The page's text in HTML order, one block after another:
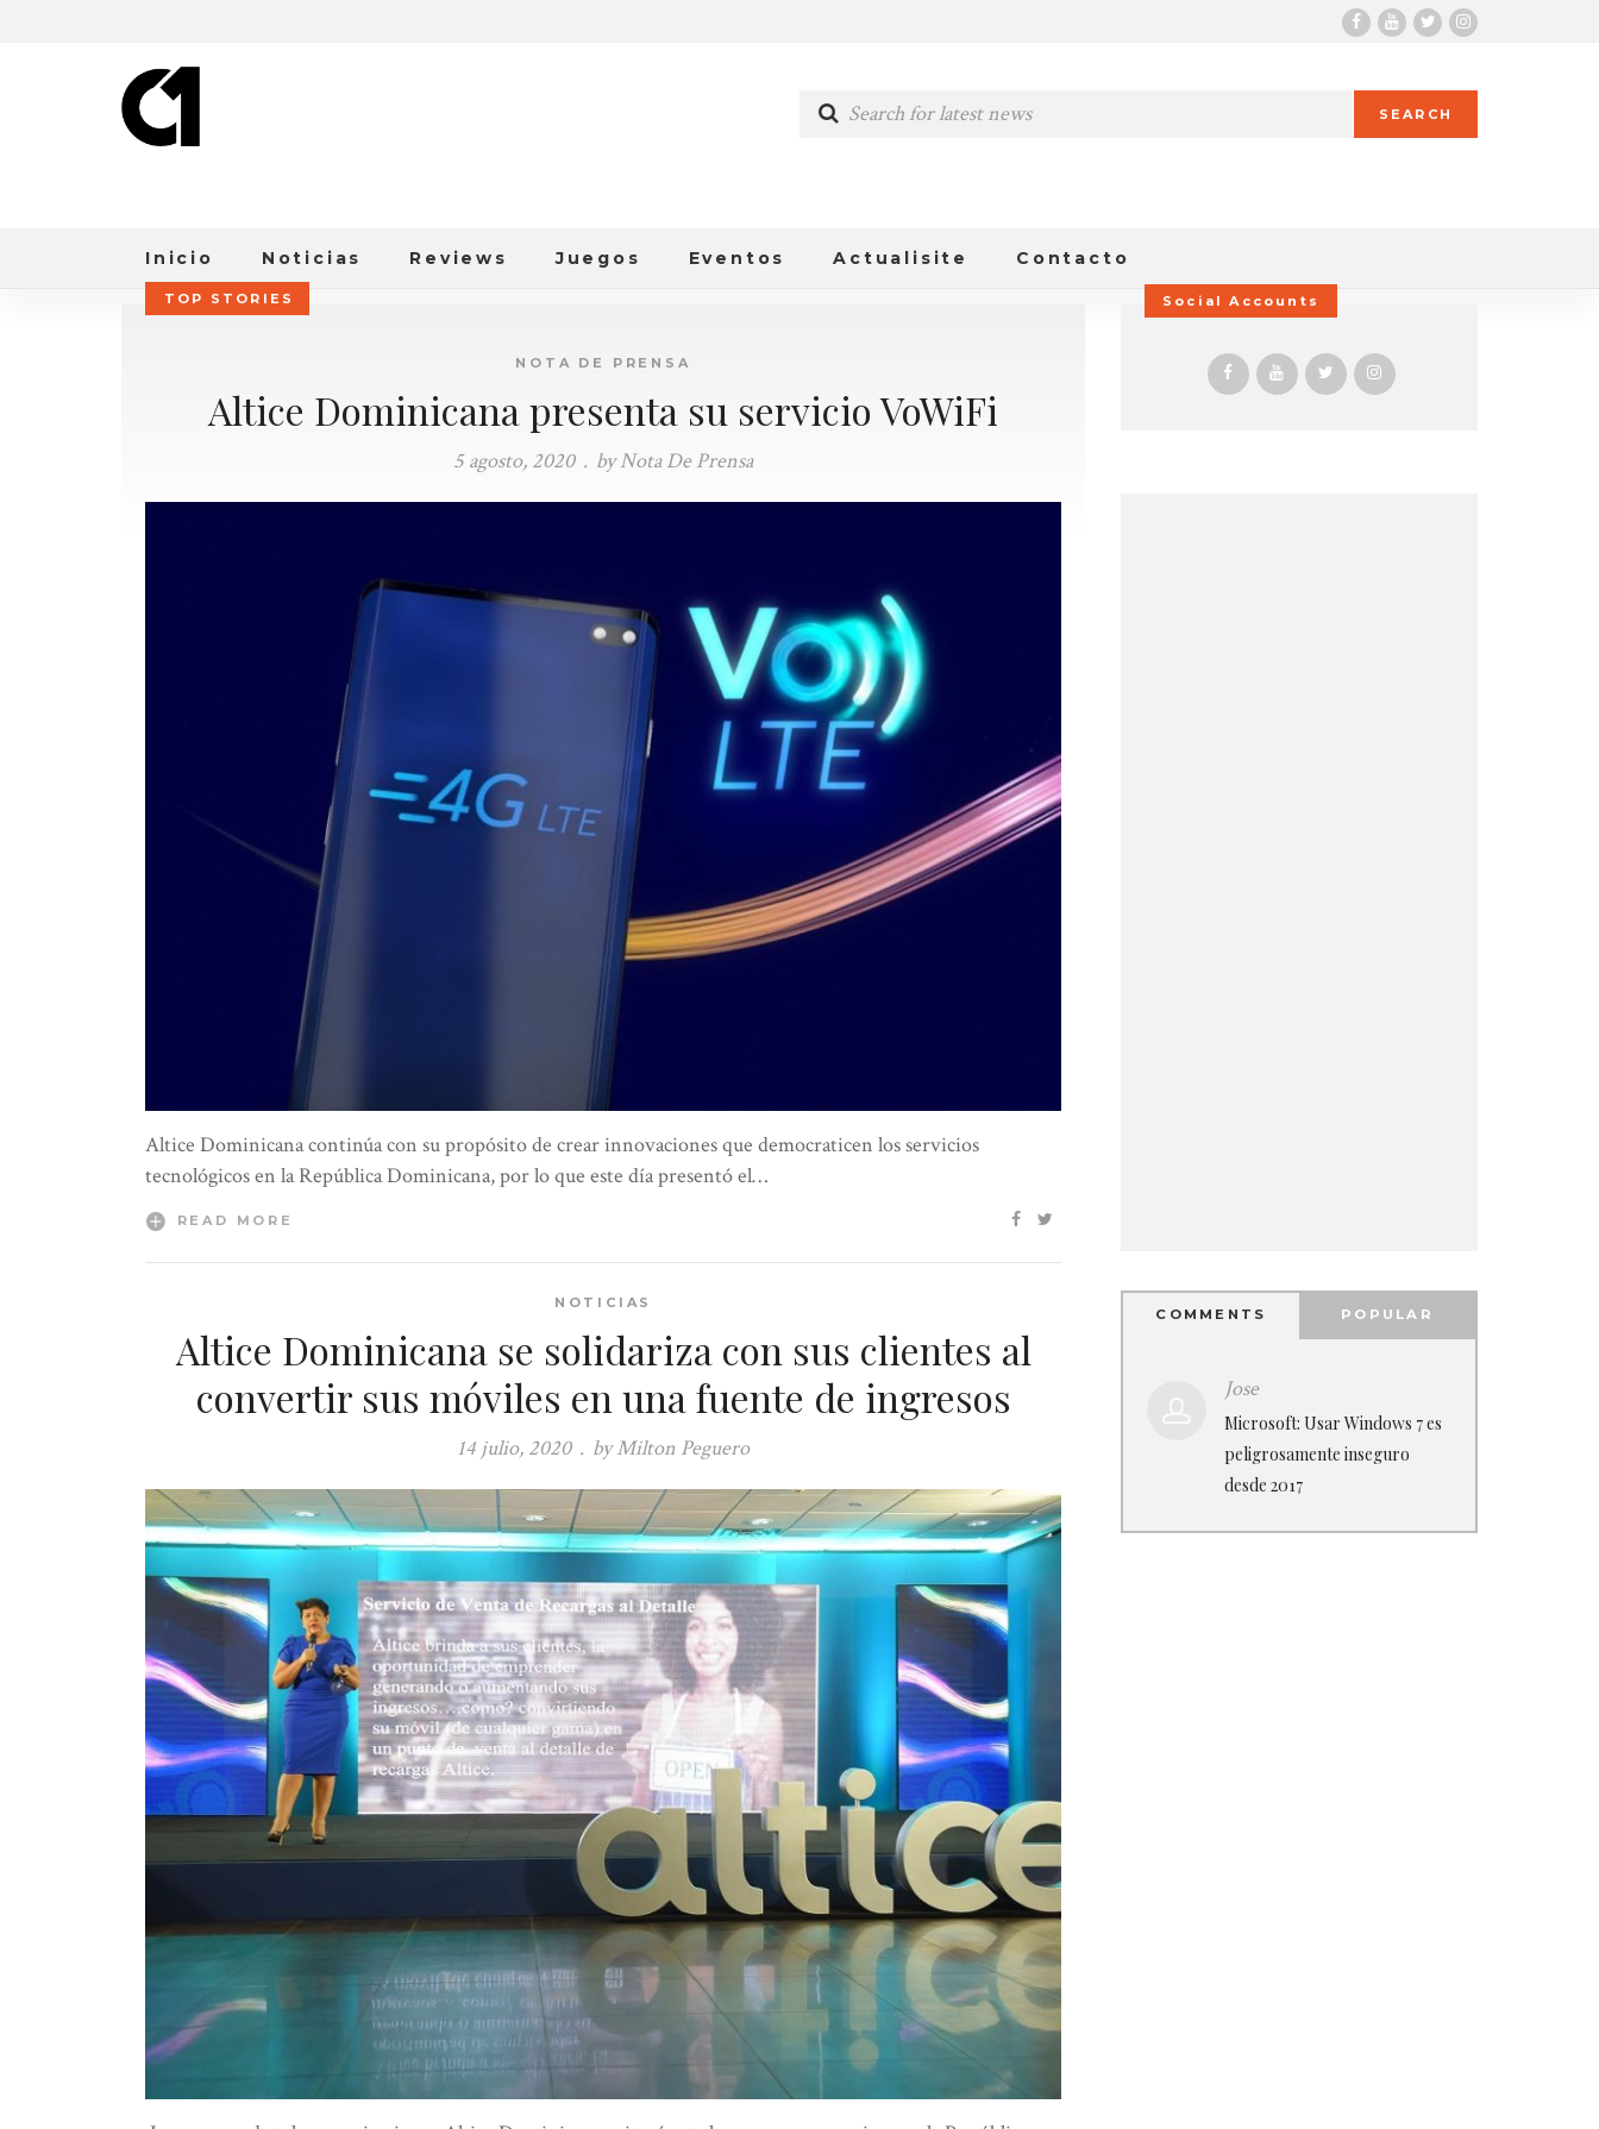
SEARCH
Inicio Noticias Reviews Juegos Eventos Actualisite Contacto
TOP STORIES
NOTA DE PRENSA
Altice Dominicana presenta su servicio VoWiFi
5 agosto, 2020 . by Nota De Prensa
Altice Dominicana continúa con su propósito de crear innovaciones que democraticen los servicios
tecnológicos en la República Dominicana, por lo que este día presentó el…
READ MORE
NOTICIAS
Altice Dominicana se solidariza con sus clientes al
convertir sus móviles en una fuente de ingresos
14 julio, 2020 . by Milton Peguero
Social Accounts
COMMENTS POPULAR
Jose
Microsoft: Usar Windows 7 es
peligrosamente inseguro
desde 2017